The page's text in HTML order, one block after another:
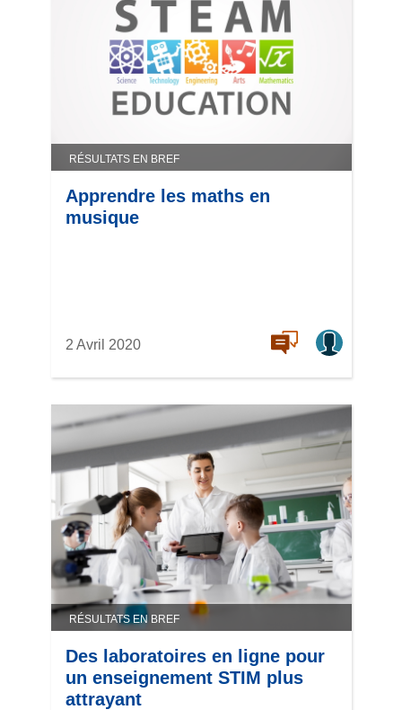
RÉSULTATS EN BREF
Apprendre les maths en
musique
2 Avril 2020
RÉSULTATS EN BREF
Des laboratoires en ligne pour
un enseignement STIM plus
attrayant